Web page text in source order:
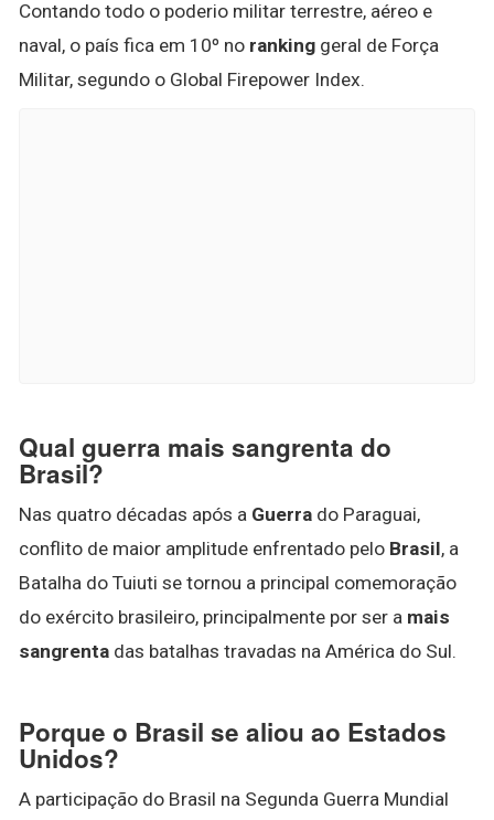
Contando todo o poderio militar terrestre, aéreo e
naval, o país fica em 10º no ranking geral de Força
Militar, segundo o Global Firepower Index.
Qual guerra mais sangrenta do
Brasil?
Nas quatro décadas após a Guerra do Paraguai,
conflito de maior amplitude enfrentado pelo Brasil, a
Batalha do Tuiuti se tornou a principal comemoração
do exército brasileiro, principalmente por ser a mais
sangrenta das batalhas travadas na América do Sul.
Porque o Brasil se aliou ao Estados
Unidos?
A participação do Brasil na Segunda Guerra Mundial